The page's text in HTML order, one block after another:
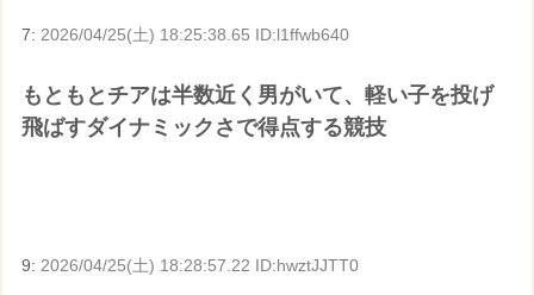
7: 2026/04/25(土) 18:25:38.65 ID:l1ffwb640
もともとチアは半数近く男がいて、軽い子を投げ
飛ばすダイナミックさで得点する競技
9: 2026/04/25(土) 18:28:57.22 ID:hwztJJTT0